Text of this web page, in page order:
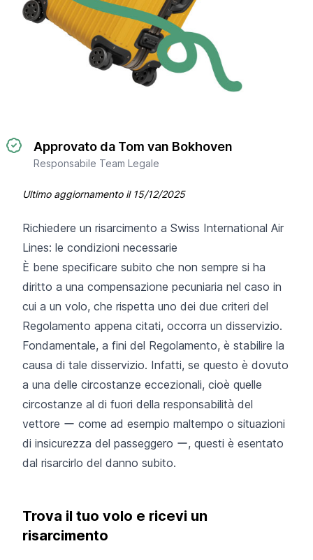
Approvato da Tom van Bokhoven
Responsabile Team Legale
Ultimo aggiornamento il 15/12/2025
Richiedere un risarcimento a Swiss International Air
Lines: le condizioni necessarie
È bene specificare subito che non sempre si ha
diritto a una compensazione pecuniaria nel caso in
cui a un volo, che rispetta uno dei due criteri del
Regolamento appena citati, occorra un disservizio.
Fondamentale, a fini del Regolamento, è stabilire la
causa di tale disservizio. Infatti, se questo è dovuto
a una delle circostanze eccezionali, cioè quelle
circostanze al di fuori della responsabilità del
vettore ー come ad esempio maltempo o situazioni
di insicurezza del passeggero ー, questi è esentato
dal risarcirlo del danno subito.
Trova il tuo volo e ricevi un
risarcimento